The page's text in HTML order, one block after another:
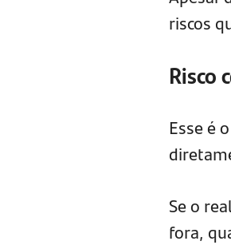
riscos
Risco
Esse é
Se o
fora,